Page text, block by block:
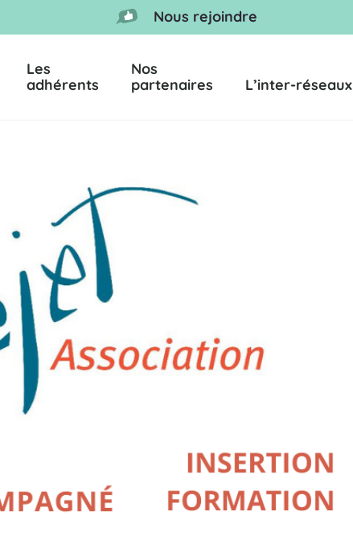
Nous rejoindre
Les
adhérents
Nos
partenaires
L’inter-réseaux